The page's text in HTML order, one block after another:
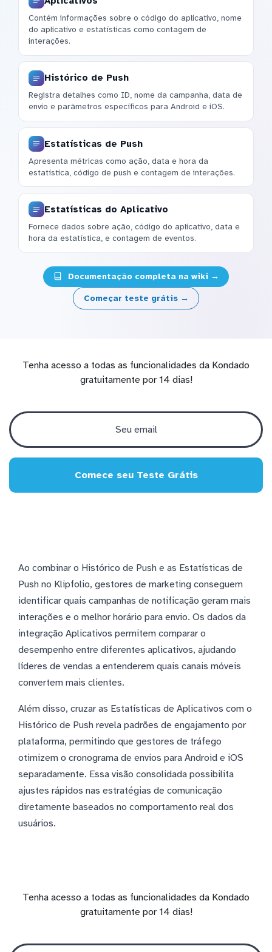
Contém informações sobre o código do aplicativo, nome
do aplicativo e estatísticas como contagem de
interações.
Histórico de Push
Registra detalhes como ID, nome da campanha, data de
envio e parâmetros específicos para Android e iOS.
Estatísticas de Push
Apresenta métricas como ação, data e hora da
estatística, código de push e contagem de interações.
Estatísticas do Aplicativo
Fornece dados sobre ação, código do aplicativo, data e
hora da estatística, e contagem de eventos.
Documentação completa na wiki →
Começar teste grátis →
Tenha acesso a todas as funcionalidades da Kondado
gratuitamente por 14 dias!
Comece seu Teste Grátis
Ao combinar o Histórico de Push e as Estatísticas de
Push no Klipfolio, gestores de marketing conseguem
identificar quais campanhas de notificação geram mais
interações e o melhor horário para envio. Os dados da
integração Aplicativos permitem comparar o
desempenho entre diferentes aplicativos, ajudando
líderes de vendas a entenderem quais canais móveis
convertem mais clientes.
Além disso, cruzar as Estatísticas de Aplicativos com o
Histórico de Push revela padrões de engajamento por
plataforma, permitindo que gestores de tráfego
otimizem o cronograma de envios para Android e iOS
separadamente. Essa visão consolidada possibilita
ajustes rápidos nas estratégias de comunicação
diretamente baseados no comportamento real dos
usuários.
Tenha acesso a todas as funcionalidades da Kondado
gratuitamente por 14 dias!